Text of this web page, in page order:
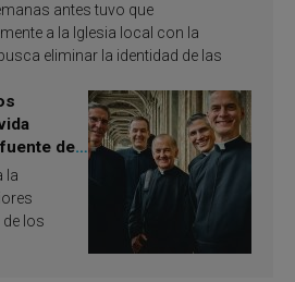
antes tuvo que
a la Iglesia local con la
eliminar la identidad de las
de
la
los